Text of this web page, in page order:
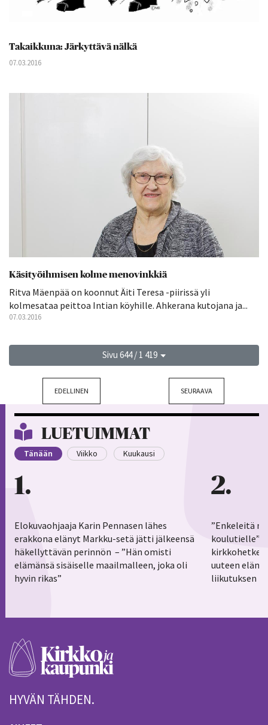
Takaikkuna: Järkyttävä nälkä
07.03.2016
Käsityöihmisen kolme menovinkkiä
Ritva Mäenpää on koonnut Äiti Teresa -piirissä yli
kolmesataa peittoa Intian köyhille. Ahkerana kutojana ja...
07.03.2016
Sivu 644 / 1 419
EDELLINEN SEURAAVA
LUETUIMMAT
Tänään Viikko Kuukausi
1
Elokuvaohjaaja Karin Pennasen lähes
erakkona elänyt Markku-setä jätti jälkeensä
häkellyttävän perinnön – ”Hän omisti
elämänsä sisäiselle maailmalleen, joka oli
hyvin rikas”
2
”Enkeleitä
koulutielle”–
uuteen
liikutuksen
HYVÄN TÄHDEN.